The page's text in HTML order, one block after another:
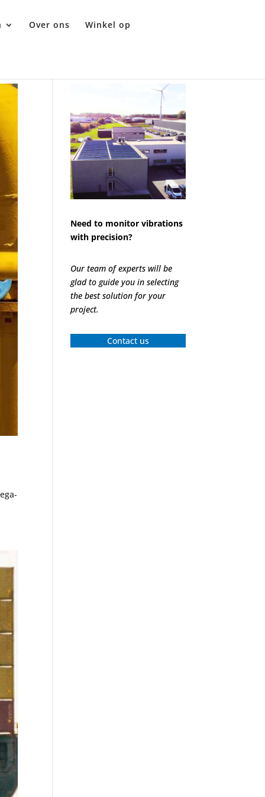
Over ons Winkel op
Need to monitor vibrations
with precision?
Our team of experts will be
glad to guide you in selecting
the best solution for your
project.
Contact us